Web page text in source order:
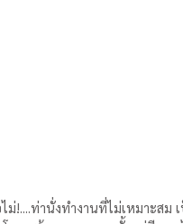
รือไม่!....ท่านั่งทำงานที่ไม่เหมาะส